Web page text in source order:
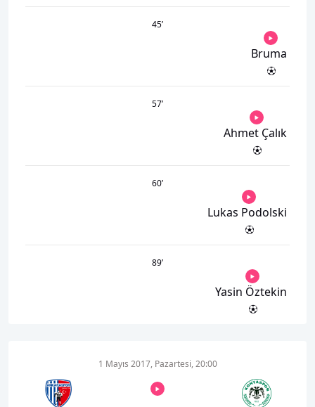
45’
Bruma
57’
Ahmet Çalık
60’
Lukas Podolski
89’
Yasin Öztekin
1 Mayıs 2017, Pazartesi, 20:00